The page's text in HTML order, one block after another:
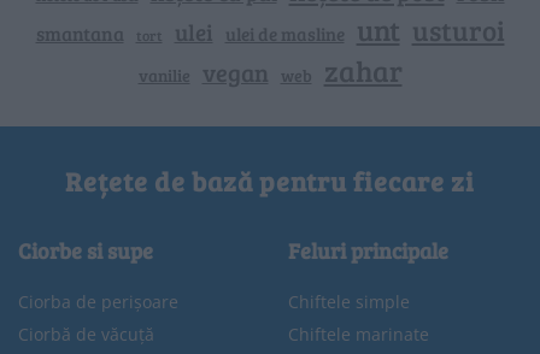
smantana tort ulei ulei de masline unt usturoi
vanilie vegan web zahar
Rețete de bază pentru fiecare zi
Ciorbe si supe
Ciorba de perișoare
Ciorbă de văcuță
Feluri principale
Chiftele simple
Chiftele marinate